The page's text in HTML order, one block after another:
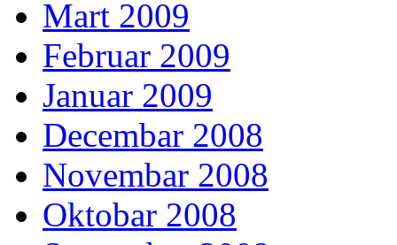
Mart 2009
Februar 2009
Januar 2009
Decembar 2008
Novembar 2008
Oktobar 2008